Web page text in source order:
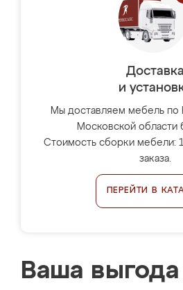
Доставка
и
Мы доставляем мебель по
Московской области
Стоимость сборки мебели:
заказа.
ПЕРЕЙТИ В
Ваша